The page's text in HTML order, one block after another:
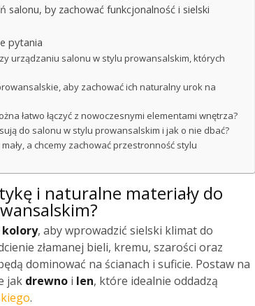
salonu, by zachować funkcjonalność i sielski
pytania
urządzaniu salonu w stylu prowansalskim, których
aby zachować ich naturalny urok na
łatwo łączyć z nowoczesnymi elementami wnętrza?
do salonu w stylu prowansalskim i jak o nie dbać?
a chcemy zachować przestronność stylu
i naturalne materiały do
kolory, aby wprowadzić sielski klimat do
złamanej bieli, kremu, szarości oraz
dominować na ścianach i suficie. Postaw na
jak drewno i len, które idealnie oddadzą
.